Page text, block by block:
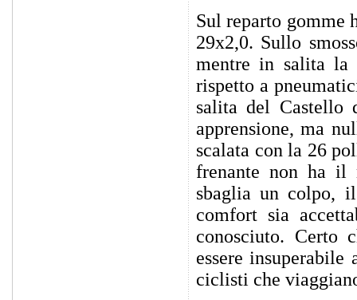
Sul reparto gomme
29x2,0. Sullo
mentre in salita la
rispetto a
salita del Castello
apprensione, ma
scalata con la 26
frenante non ha il
sbaglia un colpo,
comfort sia
conosciuto. Certo
essere
ciclisti che